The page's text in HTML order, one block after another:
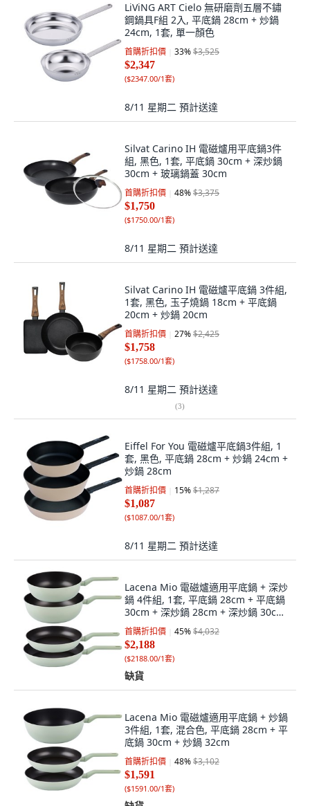
LiViNG ART Cielo 無研磨劑五層不鏽
鋼鍋具F組 2入, 平底鍋 28cm + 炒鍋
24cm, 1套, 單一顏色
首購折扣價 33%$3,525
$2,347
($2347.00/1套)
8/11 星期二 預計送達
Silvat Carino IH 電磁爐用平底鍋3件
組, 黑色, 1套, 平底鍋 30cm + 深炒鍋
30cm + 玻璃鍋蓋 30cm
首購折扣價 48%$3,375
$1,750
($1750.00/1套)
8/11 星期二 預計送達
Silvat Carino IH 電磁爐平底鍋 3件組,
1套, 黑色, 玉子燒鍋 18cm + 平底鍋
20cm + 炒鍋 20cm
首購折扣價 27%$2,425
$1,758
($1758.00/1套)
8/11 星期二 預計送達
(3)
Eiffel For You 電磁爐平底鍋3件組, 1
套, 黑色, 平底鍋 28cm + 炒鍋 24cm +
炒鍋 28cm
首購折扣價 15%$1,287
$1,087
($1087.00/1套)
8/11 星期二 預計送達
Lacena Mio 電磁爐適用平底鍋 + 深炒
鍋 4件組, 1套, 平底鍋 28cm + 平底鍋
30cm + 深炒鍋 28cm + 深炒鍋 30cm,
混合色
首購折扣價 45%$4,032
$2,188
($2188.00/1套)
缺貨
Lacena Mio 電磁爐適用平底鍋 + 炒鍋
3件組, 1套, 混合色, 平底鍋 28cm + 平
底鍋 30cm + 炒鍋 32cm
首購折扣價 48%$3,102
$1,591
($1591.00/1套)